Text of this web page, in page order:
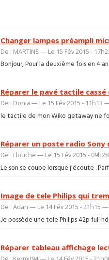
Changer lampes préampli
De : MARTINE — Le 15 Fév 2015 -
Bonjour, Pour la deuxième fois en 4
Réparer le pavé tactile
De : Donia — Le 15 Fév 2015 - 11h13
le tactile de mon Wiko getaway ne
Réparer un poste radio Sony
De : Flouche — Le 15 Fév 2015 -
Le son se coupe lorsque j'écoute .
Image de tele Philips qui
De : Adan — Le 14 Fév 2015 - 21h15 —
Je possède une tele Philips 42p full
Réparer tableau affichage